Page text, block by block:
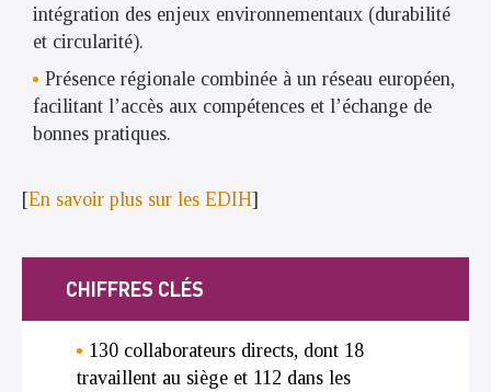
intégration des enjeux environnementaux (durabilité
et circularité).
Présence régionale combinée à un réseau européen,
facilitant l’accès aux compétences et l’échange de
bonnes pratiques.
[En savoir plus sur les EDIH]
CHIFFRES CLÉS
130 collaborateurs directs, dont 18
travaillent au siège et 112 dans les